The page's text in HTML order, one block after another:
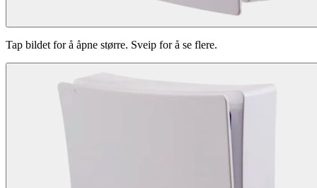
Tap bildet for å åpne større. Sveip for å se flere.